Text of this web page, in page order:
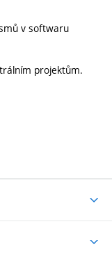
v softwaru
projektům.